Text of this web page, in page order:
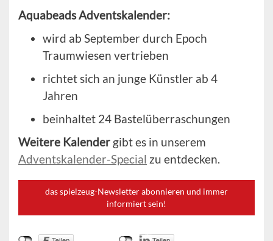
Aquabeads Adventskalender:
wird ab September durch Epoch
Traumwiesen vertrieben
richtet sich an junge Künstler ab 4
Jahren
beinhaltet 24 Bastelüberraschungen
Weitere Kalender gibt es in unserem
Adventskalender-Special zu entdecken.
das spielzeug-Newsletter abonnieren und immer
informiert sein!